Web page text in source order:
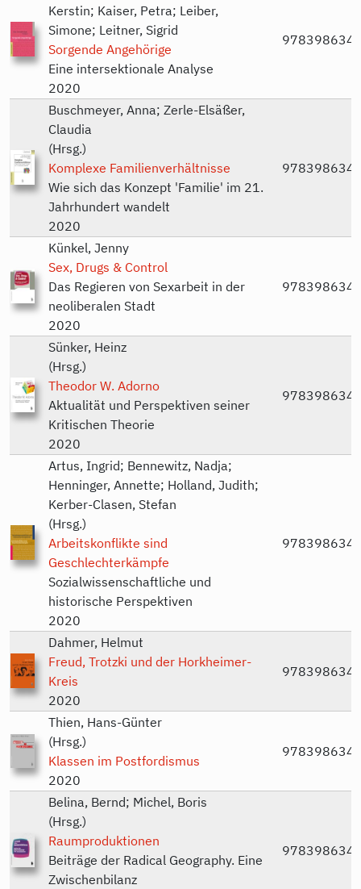
Kerstin; Kaiser, Petra; Leiber,
Simone; Leitner, Sigrid
Sorgende Angehörige
Eine intersektionale Analyse
2020
Buschmeyer, Anna; Zerle-Elsäßer,
Claudia
(Hrsg.)
Komplexe Familienverhältnisse
Wie sich das Konzept 'Familie' im 21.
Jahrhundert wandelt
2020
Künkel, Jenny
Sex, Drugs & Control
Das Regieren von Sexarbeit in der
neoliberalen Stadt
2020
Sünker, Heinz
(Hrsg.)
Theodor W. Adorno
Aktualität und Perspektiven seiner
Kritischen Theorie
2020
Artus, Ingrid; Bennewitz, Nadja;
Henninger, Annette; Holland, Judith;
Kerber-Clasen, Stefan
(Hrsg.)
Arbeitskonflikte sind
Geschlechterkämpfe
Sozialwissenschaftliche und
historische Perspektiven
2020
Dahmer, Helmut
Freud, Trotzki und der Horkheimer-
Kreis
2020
Thien, Hans-Günter
(Hrsg.)
Klassen im Postfordismus
2020
Belina, Bernd; Michel, Boris
(Hrsg.)
Raumproduktionen
Beiträge der Radical Geography. Eine
Zwischenbilanz